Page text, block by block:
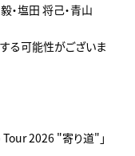
・塩田 将己・青山
る可能性がございま
Tour 2026 "寄り道"」